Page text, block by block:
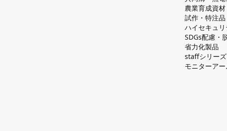
農業育成資
試作・特注品
ハイセキュ
SDGs配慮・
省力化製品
staffシリーズ
モニターアー